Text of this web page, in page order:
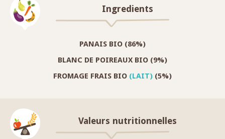
Ingredients
PANAIS BIO (86%)
BLANC DE POIREAUX BIO (9%)
FROMAGE FRAIS BIO (LAIT) (5%)
Valeurs nutritionnelles